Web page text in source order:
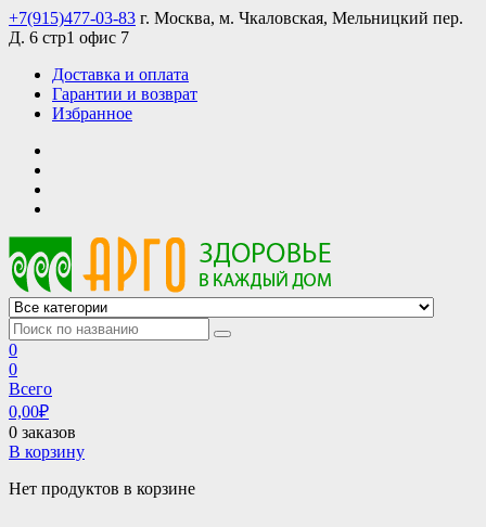
Skip
to
+7(915)477-03-83 г. Москва, м. Чкаловская, Мельницкий пер.
Д. 6 стр1 офис 7
Доставка и оплата
Гарантии и возврат
Избранное
АРГО интернет магазин, доставка в Москве и по всей России
АРГО каталог каталог продукции, официальные цены
0
0
Всего
0,00₽
0 заказов
В корзину
Нет продуктов в корзине